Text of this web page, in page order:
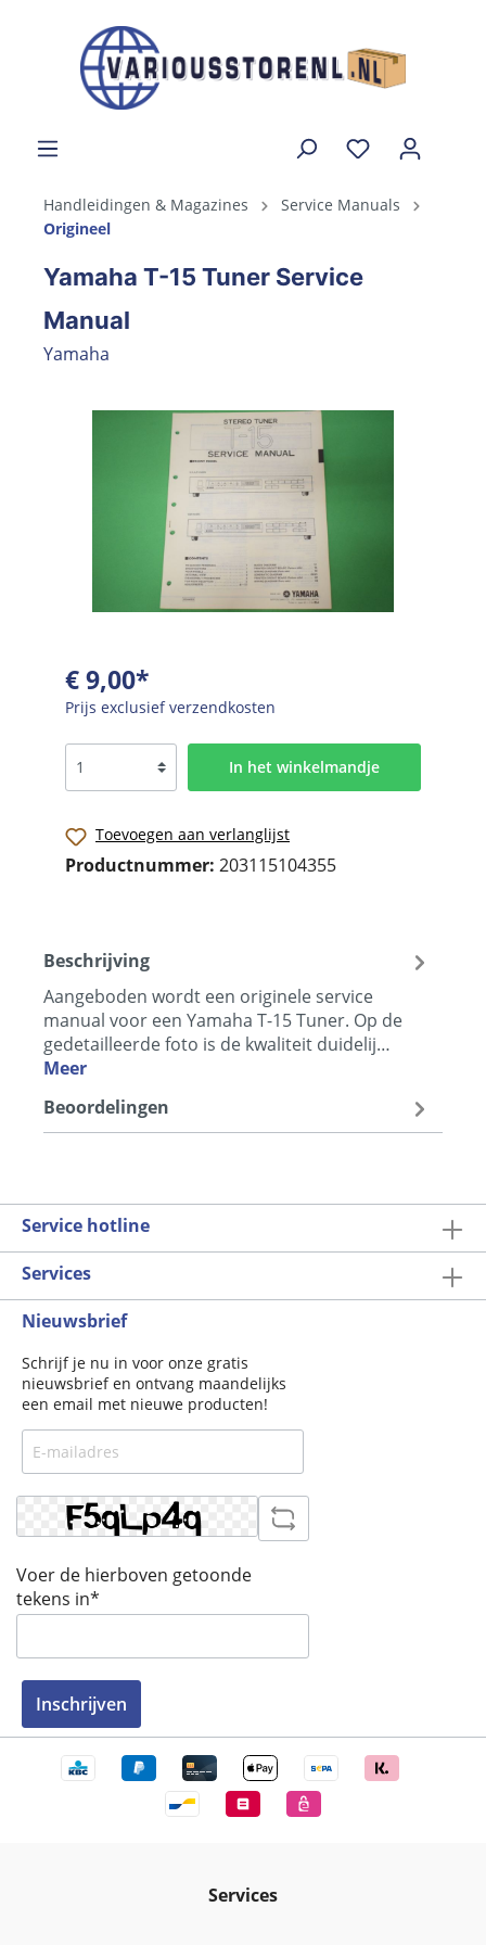
Handleidingen & Magazines
Service Manuals
Origineel
Yamaha T-15 Tuner Service
Manual
Yamaha
€ 9,00*
Prijs exclusief verzendkosten
In het winkelmandje
Toevoegen aan verlanglijst
Productnummer: 203115104355
Beschrijving
Aangeboden wordt een originele service
manual voor een Yamaha T-15 Tuner. Op de
gedetailleerde foto is de kwaliteit duidelij…
Meer
Beoordelingen
Service hotline
Services
Nieuwsbrief
Schrijf je nu in voor onze gratis
nieuwsbrief en ontvang maandelijks
een email met nieuwe producten!
Voer de hierboven getoonde
tekens in*
Inschrijven
Services